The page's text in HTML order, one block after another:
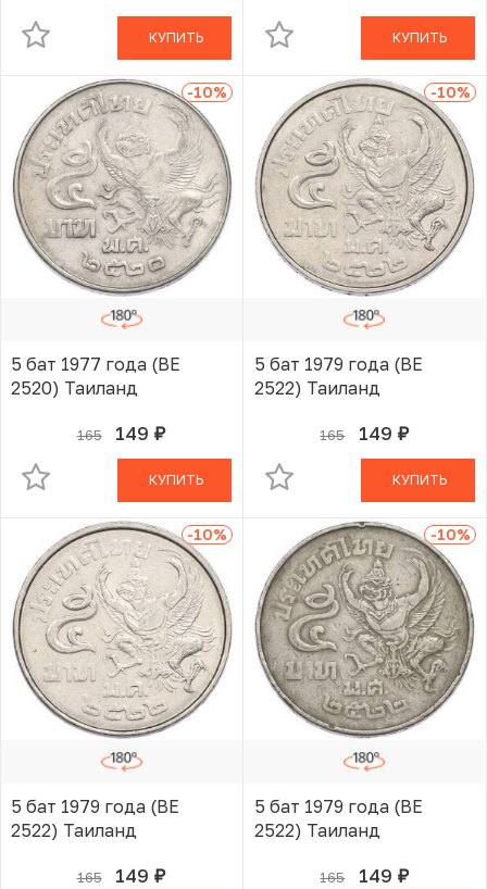
КУПИТЬ КУПИТЬ
-10%
5 бат 1977 года (BE
2520) Таиланд
165 149 руб.
В КОРЗИНЕ
КУПИТЬ
-10%
5 бат 1979 года (BE
2522) Таиланд
165 149 руб.
В КОРЗИНЕ
КУПИТЬ
-10%
5 бат 1979 года (BE
2522) Таиланд
165 149 руб.
В КОРЗИНЕ
-10%
5 бат 1979 года (BE
2522) Таиланд
165 149 руб.
В КОРЗИНЕ